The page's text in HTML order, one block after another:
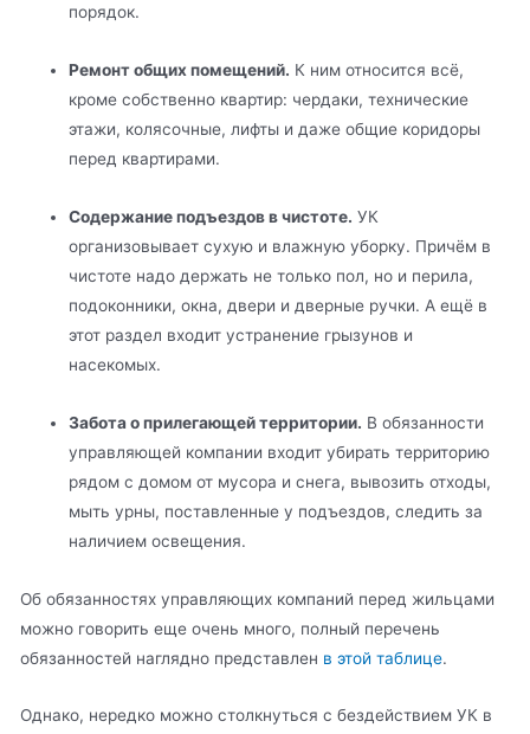
порядок.
Ремонт общих помещений. К ним относится всё,
кроме собственно квартир: чердаки, технические
этажи, колясочные, лифты и даже общие коридоры
перед квартирами.
Содержание подъездов в чистоте. УК
организовывает сухую и влажную уборку. Причём в
чистоте надо держать не только пол, но и перила,
подоконники, окна, двери и дверные ручки. А ещё в
этот раздел входит устранение грызунов и
насекомых.
Забота о прилегающей территории. В обязанности
управляющей компании входит убирать территорию
рядом с домом от мусора и снега, вывозить отходы,
мыть урны, поставленные у подъездов, следить за
наличием освещения.
Об обязанностях управляющих компаний перед жильцами
можно говорить еще очень много, полный перечень
обязанностей наглядно представлен в этой таблице.
Однако, нередко можно столкнуться с бездействием УК в